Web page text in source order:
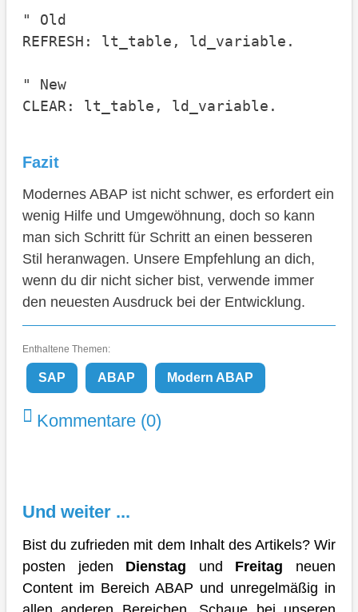
" Old
REFRESH: lt_table, ld_variable.
" New
CLEAR: lt_table, ld_variable.
Fazit
Modernes ABAP ist nicht schwer, es erfordert ein
wenig Hilfe und Umgewöhnung, doch so kann
man sich Schritt für Schritt an einen besseren
Stil heranwagen. Unsere Empfehlung an dich,
wenn du dir nicht sicher bist, verwende immer
den neuesten Ausdruck bei der Entwicklung.
Enthaltene Themen:
SAP ABAP Modern ABAP
Kommentare (0)
Und weiter ...
Bist du zufrieden mit dem Inhalt des Artikels? Wir
posten jeden Dienstag und Freitag neuen
Content im Bereich ABAP und unregelmäßig in